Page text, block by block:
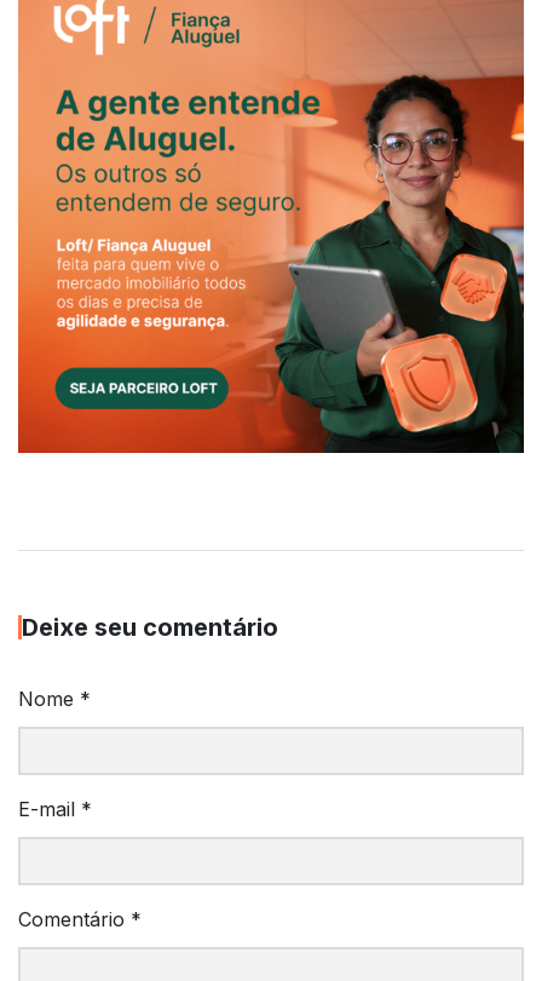
Deixe seu comentário
Comentário *
Nome *
E-mail *